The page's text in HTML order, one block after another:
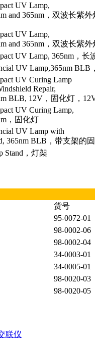
UV Lamp,
and 365nm，双波长紫外
UV Lamp,
and 365nm，双波长紫外
UV Lamp, 365nm，长
UV Lamp,365nm BLB
UV Curing Lamp
Repair,
BLB, 12V，固化灯，
UV Curing Lamp,
，固化灯
UV Lamp with
365nm BLB，带支架的
Stand，灯架
货号
95-0072-01
98-0002-06
98-0002-04
34-0003-01
34-0005-01
98-0020-03
98-0020-05